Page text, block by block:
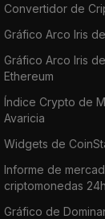
Convertidor de
Gráfico Arco Iris
Gráfico Arco Iris de
Ethereum
Índice Crypto de
Avaricia
Widgets de
Informe de
criptomonedas 24h
Gráfico de